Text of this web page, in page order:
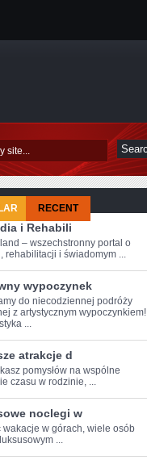
RECENT
i Rehabili
– wszechstronny portal o
rehabilitacji i świadomym ...
wypoczynek
do ⁤niecodziennej podróży
z artystycznym wypoczynkiem!
...
atrakcje d
pomysłów na wspólne
​czasu w rodzinie, ...
noclegi w
‌wakacje w⁤ górach, wiele‍ osób
...